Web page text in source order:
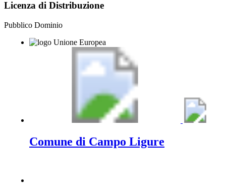
Licenza di Distribuzione
Pubblico Dominio
Comune di Campo Ligure